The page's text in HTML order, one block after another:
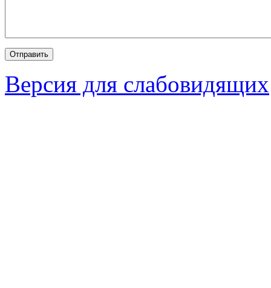
Версия для слабовидящих